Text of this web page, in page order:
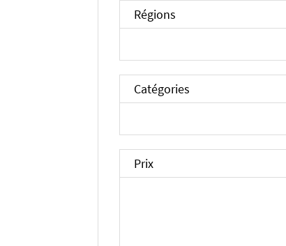
Régions
Catégories
Prix